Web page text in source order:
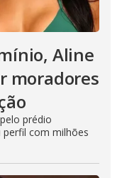
Aline
moradores
prédio
perfil com milhões